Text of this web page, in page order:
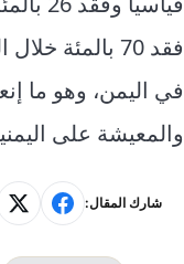
فقد 70 بالمئة
في اليمن، وهو ما
والمعيشة على
شارك المقال: